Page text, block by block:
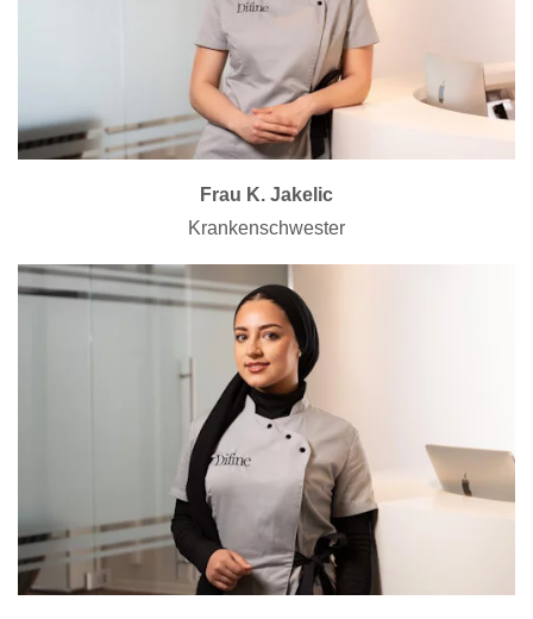
Frau K. Jakelic
Krankenschwester